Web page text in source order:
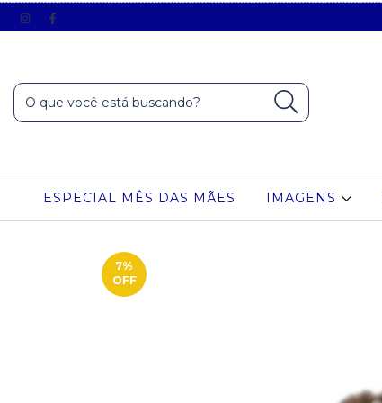
ESPECIAL MÊS DAS MÃES IMAGENS
7%
OFF